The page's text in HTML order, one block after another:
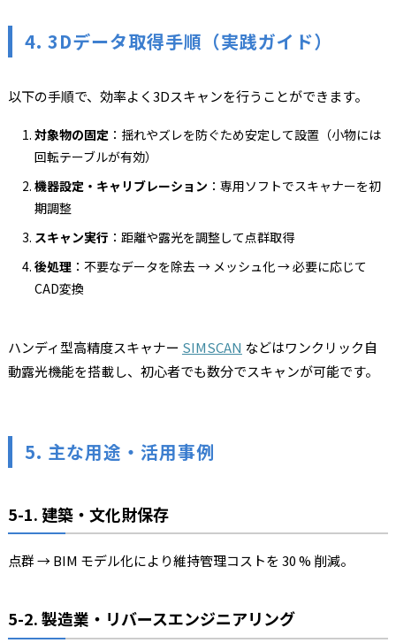
4. 3Dデータ取得手順（実践ガイド）
以下の手順で、効率よく3Dスキャンを行うことができます。
対象物の固定 ：揺れやズレを防ぐため安定して設置（小物には
回転テーブルが有効）
機器設定・キャリブレーション ：専用ソフトでスキャナーを初
期調整
スキャン実行 ：距離や露光を調整して点群取得
後処理 ：不要なデータを除去 → メッシュ化 → 必要に応じて
CAD変換
ハンディ型高精度スキャナー SIMSCAN などはワンクリック自
動露光機能を搭載し、初心者でも数分でスキャンが可能です。
5. 主な用途・活用事例
5-1. 建築・文化財保存
点群 → BIM モデル化により維持管理コストを 30 % 削減。
5-2. 製造業・リバースエンジニアリング